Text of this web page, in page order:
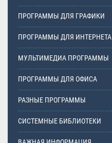
ПРОГРАММЫ ДЛЯ ГРАФИКИ
ПРОГРАММЫ ДЛЯ ИНТЕРНЕТА
МУЛЬТИМЕДИА ПРОГРАММЫ
ПРОГРАММЫ ДЛЯ ОФИСА
РАЗНЫЕ ПРОГРАММЫ
СИСТЕМНЫЕ БИБЛИОТЕКИ